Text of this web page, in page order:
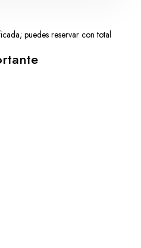
puedes reservar con total